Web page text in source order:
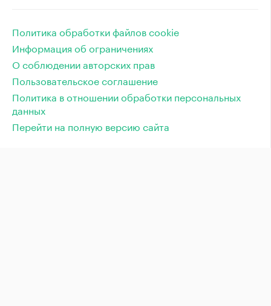
Политика обработки файлов cookie
Информация об ограничениях
О соблюдении авторских прав
Пользовательское соглашение
Политика в отношении обработки персональных
данных
Перейти на полную версию сайта